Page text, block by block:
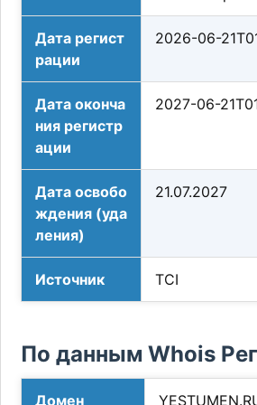
Дата регист
рации
2026-06-
Дата оконча
ния регистр
ации
2027-06-
Дата освобо
ждения (уда
ления)
21.07.2027
Источник TCI
По данным Whois
Домен